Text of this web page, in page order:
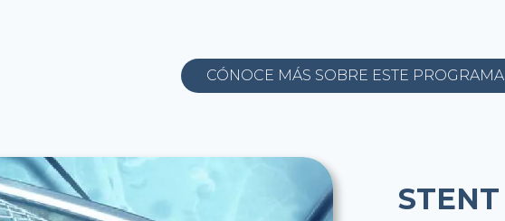
CÓNOCE MÁS SOBRE ESTE PROGRAMA
STENT